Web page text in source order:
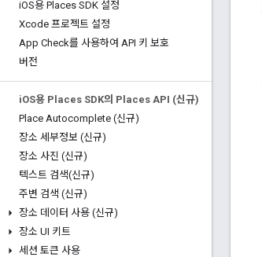
iOS용 Places SDK 설정
Xcode 프로젝트 설정
App Check를 사용하여 API 키 보호
버전
iOS용 Places SDK의 Places API (신규)
Place Autocomplete (신규)
장소 세부정보 (신규)
장소 사진 (신규)
텍스트 검색(신규)
주변 검색 (신규)
장소 데이터 사용 (신규)
장소 UI 키트
세션 토큰 사용